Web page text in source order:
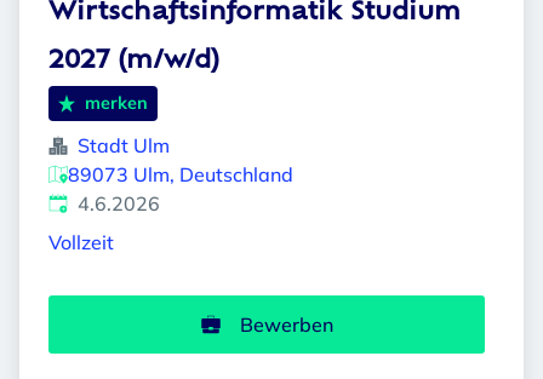
Wirtschaftsinformatik Studium
2027 (m/w/d)
merken
Stadt Ulm
89073 Ulm, Deutschland
Veröffentlicht
4.6.2026
Vollzeit
Bewerben